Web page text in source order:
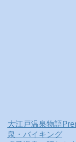
大江戸温泉物語
泉・バイキング